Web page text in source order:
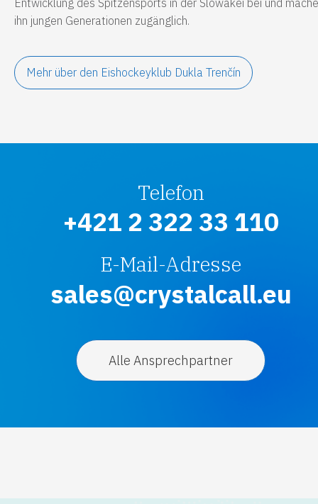
ihn jungen Generationen zugänglich.
Mehr über den Eishockeyklub Dukla Trenčín
Telefon
+421 2 322 33 110
E-Mail-Adresse
sales@crystalcall.eu
Alle Ansprechpartner